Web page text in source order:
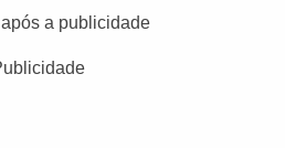
a publicidade